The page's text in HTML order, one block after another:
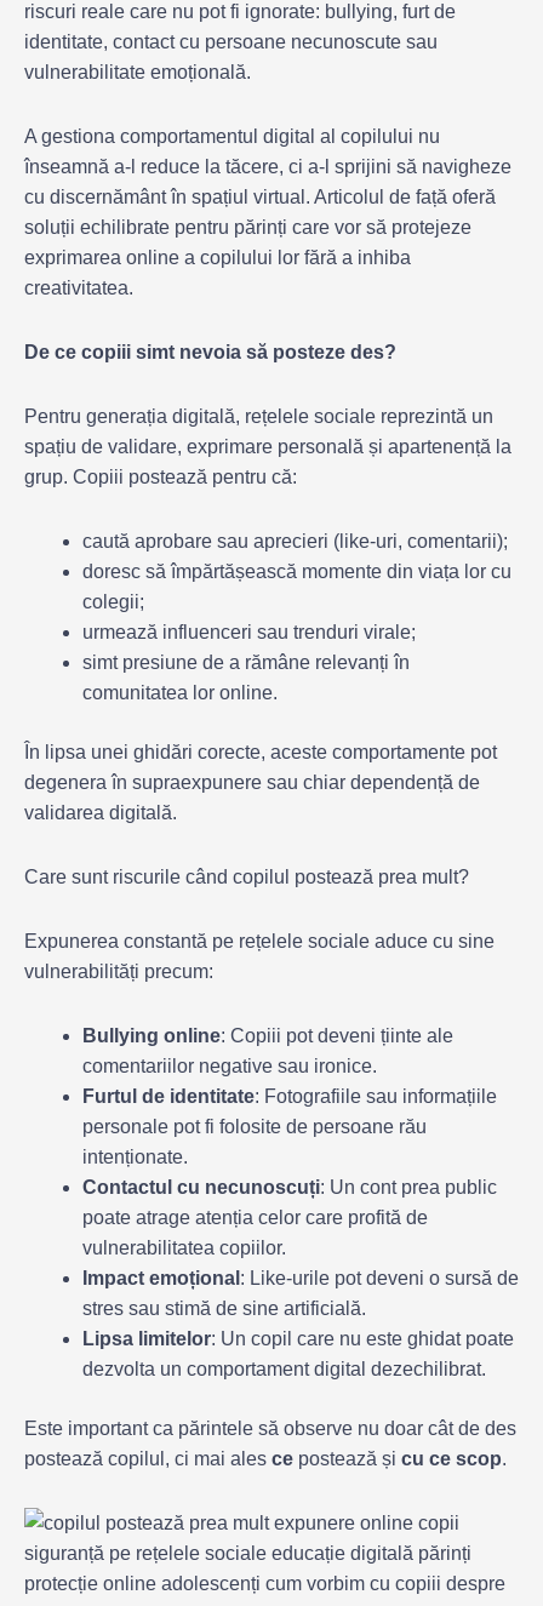
riscuri reale care nu pot fi ignorate: bullying, furt de
identitate, contact cu persoane necunoscute sau
vulnerabilitate emoțională.
A gestiona comportamentul digital al copilului nu
înseamnă a-l reduce la tăcere, ci a-l sprijini să navigheze
cu discernământ în spațiul virtual. Articolul de față oferă
soluții echilibrate pentru părinți care vor să protejeze
exprimarea online a copilului lor fără a inhiba
creativitatea.
De ce copiii simt nevoia să posteze des?
Pentru generația digitală, rețelele sociale reprezintă un
spațiu de validare, exprimare personală și apartenență la
grup. Copiii postează pentru că:
caută aprobare sau aprecieri (like-uri, comentarii);
doresc să împărtășească momente din viața lor cu
colegii;
urmează influenceri sau trenduri virale;
simt presiune de a rămâne relevanți în
comunitatea lor online.
În lipsa unei ghidări corecte, aceste comportamente pot
degenera în supraexpunere sau chiar dependență de
validarea digitală.
Care sunt riscurile când copilul postează prea mult?
Expunerea constantă pe rețelele sociale aduce cu sine
vulnerabilități precum:
Bullying online: Copiii pot deveni țiinte ale
comentariilor negative sau ironice.
Furtul de identitate: Fotografiile sau informațiile
personale pot fi folosite de persoane rău
intenționate.
Contactul cu necunoscuți: Un cont prea public
poate atrage atenția celor care profită de
vulnerabilitatea copiilor.
Impact emoțional : Like-urile pot deveni o sursă de
stres sau stimă de sine artificială.
Lipsa limitelor: Un copil care nu este ghidat poate
dezvolta un comportament digital dezechilibrat.
Este important ca părintele să observe nu doar cât de des
postează copilul, ci mai ales ce postează și cu ce scop.